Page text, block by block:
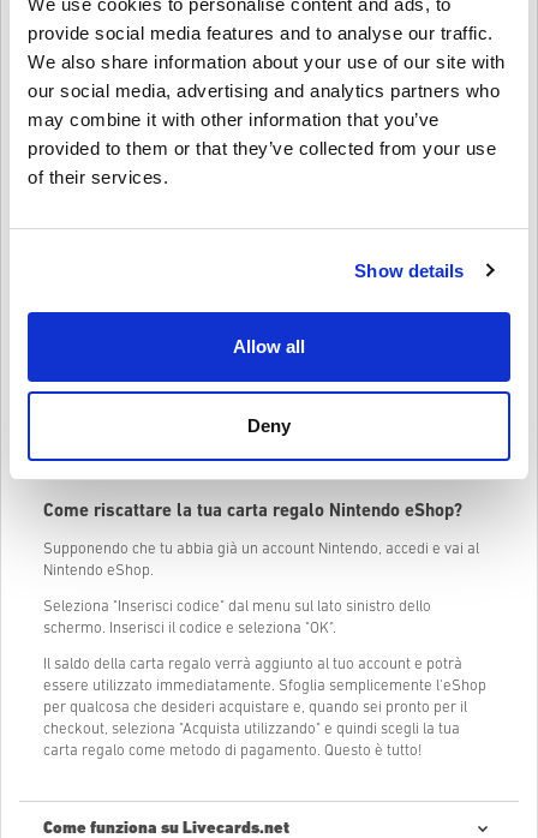
We use cookies to personalise content and ads, to
provide social media features and to analyse our traffic.
We also share information about your use of our site with
our social media, advertising and analytics partners who
may combine it with other information that you’ve
provided to them or that they’ve collected from your use
of their services.
Show details
Allow all
Deny
Scegliere il regalo perfetto può essere difficile, ma con una carta
scegliere tra un'ampia varietà di giochi, DLC e contenuti di gioco
per i loro giochi preferiti per Nintendo Switch e Wii U.
Con una carta regalo Nintendo eShop, i tuoi amici possono ottenere
gli ultimi giochi e add-on non appena vengono rilasciati. Potranno
anche approfittare delle
Tieni presente che il Nintendo eShop mostra i prezzi nella valuta
corrispondente all'impostazione del tuo paese/regione. Quindi non
aspettare oltre, vai su Livecards.net e acquista oggi stesso una
carta regalo Nintendo eShop! I tuoi amici te ne saranno grati!
Come riscattare la tua carta regalo Nintendo eShop?
Supponendo che tu abbia già un account Nintendo, accedi e vai al
Nintendo eShop.
Seleziona "Inserisci codice" dal menu sul lato sinistro dello
schermo. Inserisci il codice e seleziona "OK".
Il saldo della carta regalo verrà aggiunto al tuo account e potrà
essere utilizzato immediatamente. Sfoglia semplicemente l'eShop
per qualcosa che desideri acquistare e, quando sei pronto per il
checkout, seleziona "Acquista utilizzando" e quindi scegli la tua
carta regalo come metodo di pagamento. Questo è tutto!
Come funziona su Livecards.net